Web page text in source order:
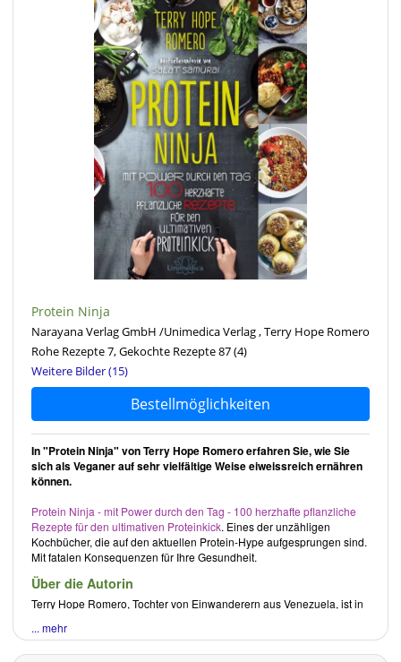
Protein Ninja
Narayana Verlag GmbH /Unimedica Verlag , Terry Hope Romero
Rohe Rezepte 7, Gekochte Rezepte 87(4)
Weitere Bilder (15)
Bestellmöglichkeiten
In "Protein Ninja" von Terry Hope Romero erfahren Sie, wie Sie
sich als Veganer auf sehr vielfältige Weise eiweissreich ernähren
können.
Protein Ninja - mit Power durch den Tag - 100 herzhafte pflanzliche
Rezepte für den ultimativen Proteinkick. Eines der unzähligen
Kochbücher, die auf den aktuellen Protein-Hype aufgesprungen sind.
Mit fatalen Konsequenzen für Ihre Gesundheit.
Über die Autorin
Terry Hope Romero, Tochter von Einwanderern aus Venezuela, ist in
und Kochbuchautorin und wirkt mit bei
... mehr